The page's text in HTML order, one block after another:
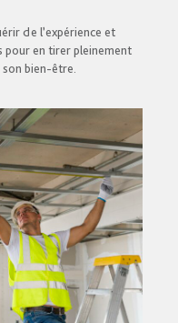
de l’expérience et
pour en tirer pleinement
bien-être.